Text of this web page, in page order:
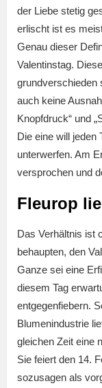
der Liebe stetig
erlischt ist es
Genau dieser
Valentinstag.
grundverschieden
auch keine
Knopfdruck“ und
Die eine will jeden
unterwerfen. Am
versprochen und
Fleurop
Das Verhältnis ist
behaupten, den
Ganze sei eine
diesem Tag
entgegenfiebern.
Blumenindustrie
gleichen Zeit eine
Sie feiert den 14.
sozusagen als